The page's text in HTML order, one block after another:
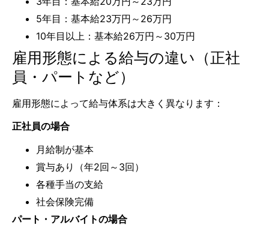
5年目：基本給23万円～26万円
10年目以上：基本給26万円～30万円
雇用形態による給与の違い（正社
員・パートなど）
雇用形態によって給与体系は大きく異なります：
正社員の場合
月給制が基本
賞与あり（年2回～3回）
各種手当の支給
社会保険完備
パート・アルバイトの場合